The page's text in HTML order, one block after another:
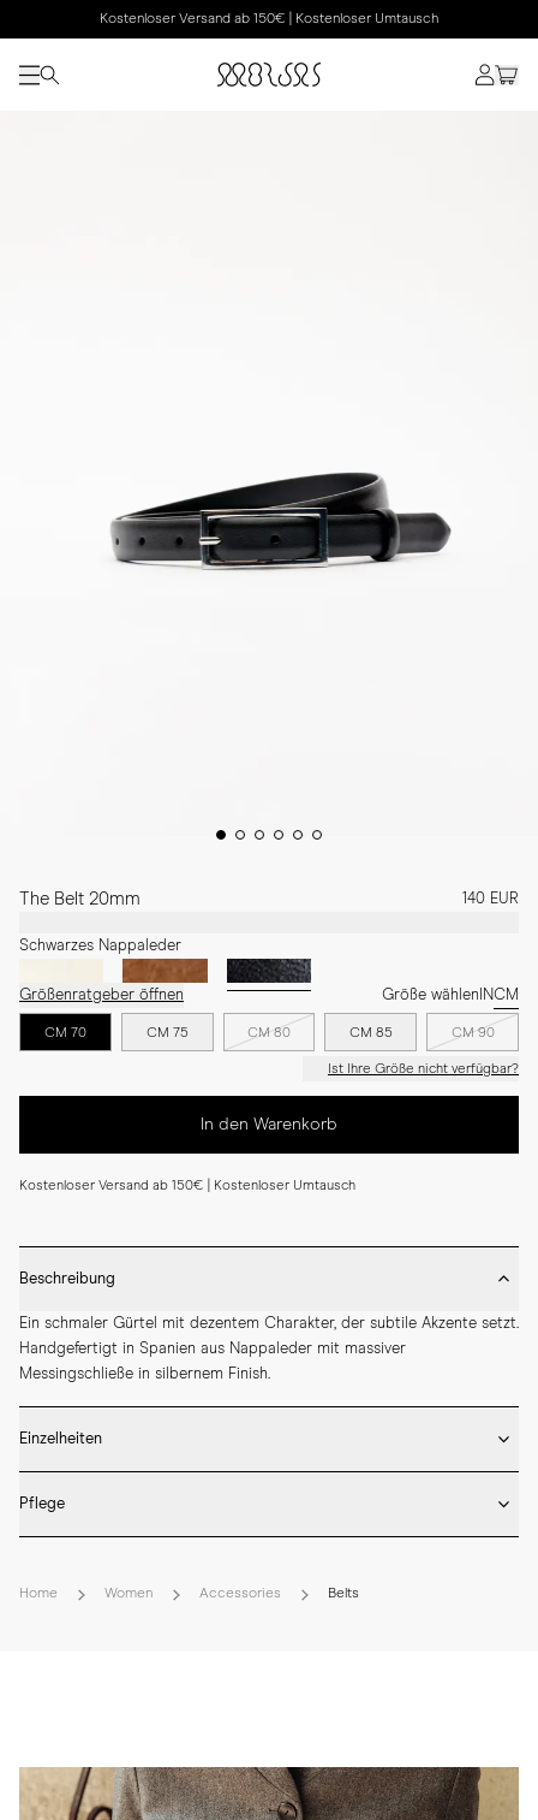
Kostenloser Versand ab 150€ | Kostenloser Umtausch
The Belt 20mm 140 EUR
Schwarzes Nappaleder
Größenratgeber öffnen Größe wählen INCM
CM 70 CM 75 CM 80 CM 85 CM 90
Ist Ihre Größe nicht verfügbar?
In den Warenkorb
Kostenloser Versand ab 150€ | Kostenloser Umtausch
Beschreibung
Ein schmaler Gürtel mit dezentem Charakter, der subtile Akzente setzt.
Handgefertigt in Spanien aus Nappaleder mit massiver
Messingschließe in silbernem Finish.
Einzelheiten
* 20 mm Breite
* Nappaleder
Pflege
* Tragen Sie bei Bedarf sparsam eine neutrale Creme auf, wenn das
Home Women Accessories Belts